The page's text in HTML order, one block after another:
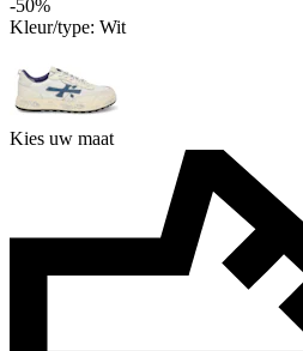
-50%
Kleur/type: Wit
Kies uw maat